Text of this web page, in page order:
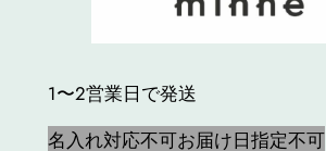
1〜2営業日で発送
名入れ対応不可お届け日指定不可